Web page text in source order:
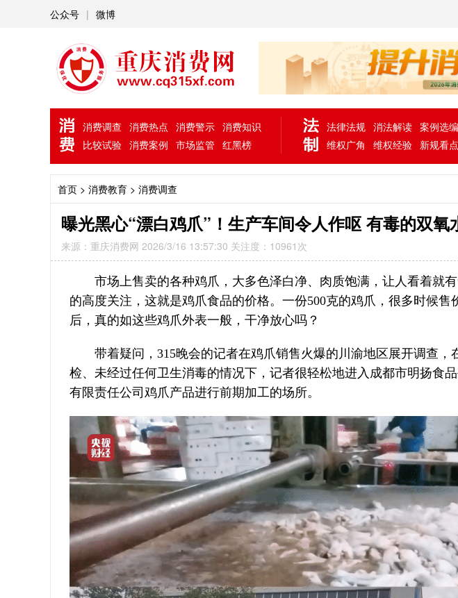
公众号 | 微博
消费调查 消费热点 消费警示 消费知识
比较试验 消费案例 市场监管 红黑榜
法律法规 消法解读 案例选编
维权广角
维权经验 新规看点
首页 > 消费教育 > 消费调查
曝光黑心“漂白鸡爪”！生产车间令人作呕 有毒的双氧
来源：重庆消费网 2026/3/16 13:57:30 关注度：10961次
市场上售卖的各种鸡爪，大多色泽白净、肉质饱满，让人看着就
的高度关注，这就是鸡爪食品的价格。一份500克的鸡爪，很多时候售
后，真的如这些鸡爪外表一般，干净放心吗？
带着疑问，315晚会的记者在鸡爪销售火爆的川渝地区展开调查
检、未经过任何卫生消毒的情况下，记者很轻松地进入成都市明扬食
有限责任公司鸡爪产品进行前期加工的场所。